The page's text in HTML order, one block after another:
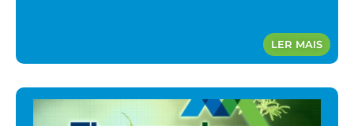
LER MAIS